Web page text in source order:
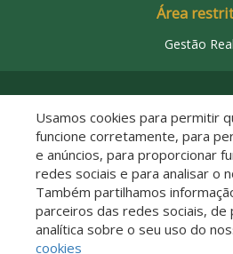
Área
Gestão Real
Descomplicado por:
Usamos cookies para permitir
funcione corretamente, para
e anúncios, para proporcionar
redes sociais e para analisar o
Também partilhamos
parceiros das redes sociais, de
analítica sobre o seu uso do
cookies